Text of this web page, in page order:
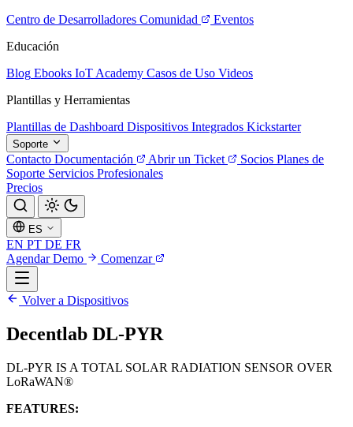
Centro de Desarrolladores Comunidad
Eventos
Educación
Blog Ebooks IoT Academy Casos de Uso Videos
Plantillas y Herramientas
Plantillas de Dashboard Dispositivos Integrados Kickstarter
Soporte
Contacto Documentación Abrir un Ticket Socios Planes de
Soporte Servicios Profesionales
Precios
ES
EN PT DE FR
Agendar Demo
Comenzar
Volver a Dispositivos
Decentlab DL-PYR
DL-PYR IS A TOTAL SOLAR RADIATION SENSOR OVER
LoRaWAN®
FEATURES: